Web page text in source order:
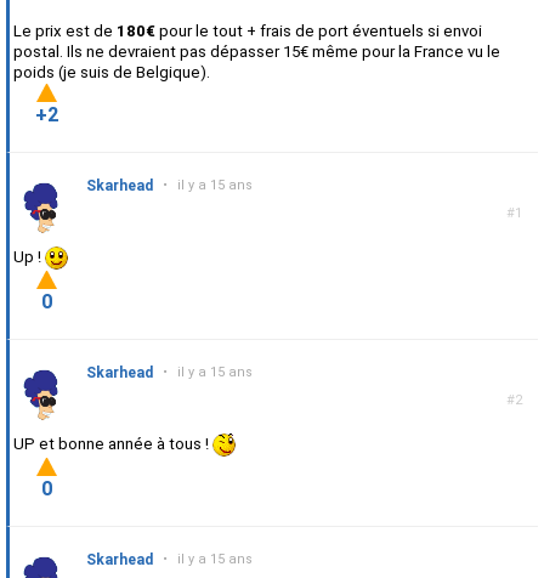
Le prix est de 180€ pour le tout + frais de port éventuels si envoi
postal. Ils ne devraient pas dépasser 15€ même pour la France vu le
poids (je suis de Belgique).
+2
#1
Skarhead • il y a 15 ans
Up !
0
#2
Skarhead • il y a 15 ans
UP et bonne année à tous !
0
Skarhead • il y a 15 ans